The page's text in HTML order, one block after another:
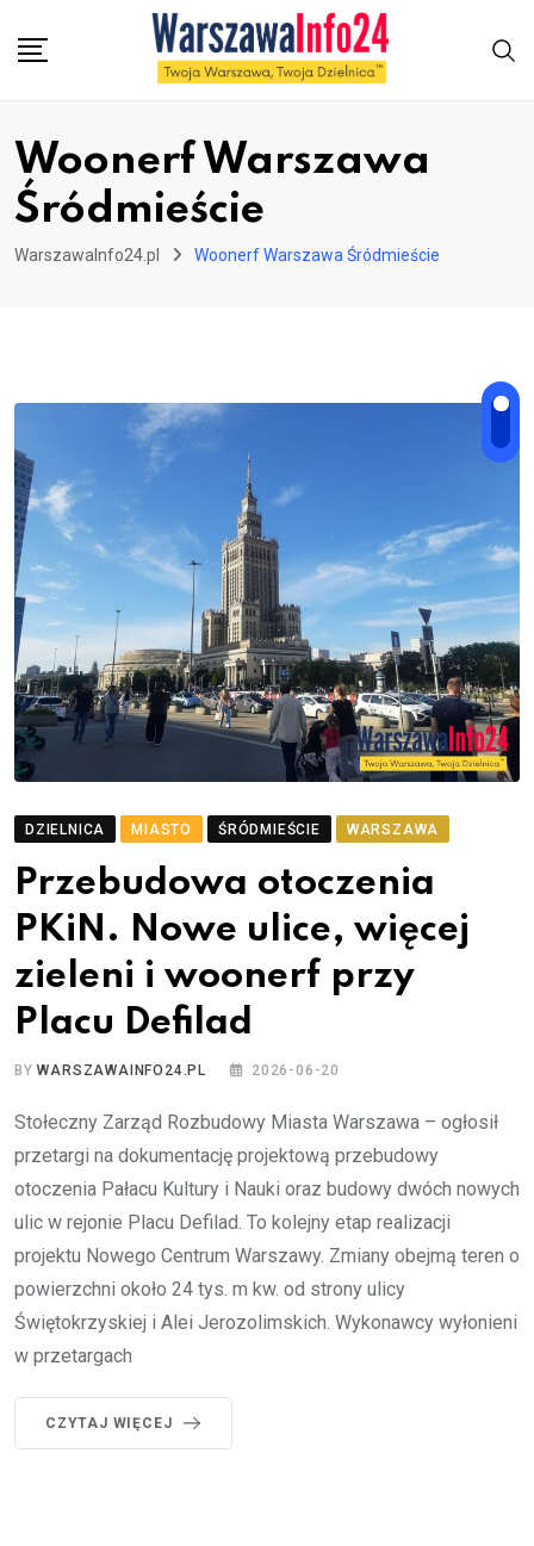
Woonerf Warszawa
Śródmieście
WarszawaInfo24.pl Woonerf Warszawa Śródmieście
DZIELNICA MIASTO ŚRÓDMIEŚCIE WARSZAWA
Przebudowa otoczenia
PKiN. Nowe ulice, więcej
zieleni i woonerf przy
Placu Defilad
BYWARSZAWAINFO24.PL 2026-06-20
Stołeczny Zarząd Rozbudowy Miasta Warszawa – ogłosił
przetargi na dokumentację projektową przebudowy
otoczenia Pałacu Kultury i Nauki oraz budowy dwóch nowych
ulic w rejonie Placu Defilad. To kolejny etap realizacji
projektu Nowego Centrum Warszawy. Zmiany obejmą teren o
powierzchni około 24 tys. m kw. od strony ulicy
Świętokrzyskiej i Alei Jerozolimskich. Wykonawcy wyłonieni
w przetargach
CZYTAJ WIĘCEJ